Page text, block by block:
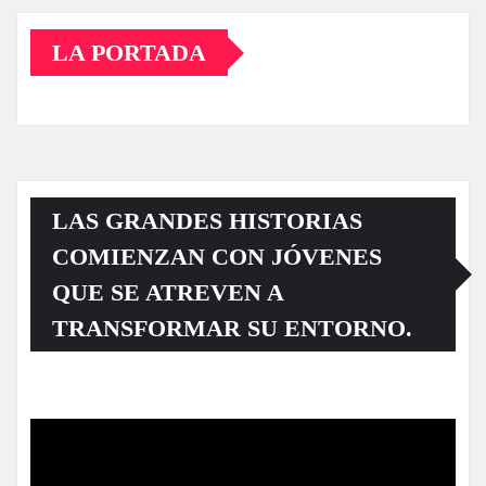
LA PORTADA
LAS GRANDES HISTORIAS
COMIENZAN CON JÓVENES
QUE SE ATREVEN A
TRANSFORMAR SU ENTORNO.